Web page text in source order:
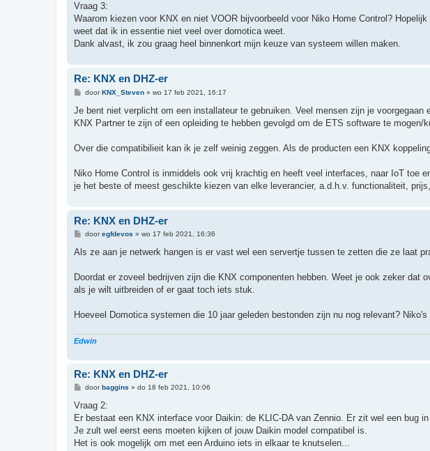
Vraag 3:
Waarom kiezen voor KNX en niet VOOR bijvoorbeeld voor Niko Home Control?
weet dat ik in essentie niet veel over domotica weet.
Dank alvast, ik zou graag heel binnenkort mijn keuze van systeem willen maken.
Re: KNX en DHZ-er
B
r
c
doorKNX_Steven» wo 17 feb 2021, 16:17
Je bent niet verplicht om een installateur te gebruiken. Veel mensen zijn je
KNX Partner te zijn of een opleiding te hebben gevolgd om de ETS software te mogen/
Over die compatibilieit kan ik je zelf weinig zeggen. Als de producten een KNX
Niko Home Control is inmiddels ook vrij krachtig en heeft veel interfaces, naar IoT toe
je het beste of meest geschikte kiezen van elke leverancier, a.d.h.v. functionaliteit, prijs,
Re: KNX en DHZ-er
B
r
h
dooregfdevos » wo 17 feb 2021, 16:36
Als ze aan je netwerk hangen is er vast wel een servertje tussen te zetten die ze laat
Doordat er zoveel bedrijven zijn die KNX componenten hebben. Weet je ook zeker dat
als je wilt uitbreiden of er gaat toch iets stuk.
Hoeveel Domotica systemen die 10 jaar geleden bestonden zijn nu nog relevant?
Edwin
Re: KNX en DHZ-er
B
r
c
h
doorbaggins » do 18 feb 2021, 10:06
Vraag 2:
Er bestaat een KNX interface voor Daikin: de KLIC-DA van Zennio. Er zit wel een bug
Je zult wel eerst eens moeten kijken of jouw Daikin model compatibel is.
Het is ook mogelijk om met een Arduino iets in elkaar te knutselen...